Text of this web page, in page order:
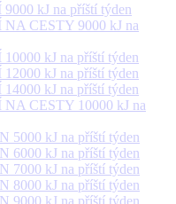
kJ na příští týden
CESTY 9000 kJ na
kJ na příští týden
kJ na příští týden
kJ na příští týden
CESTY 10000 kJ na
5000 kJ na příští týden
6000 kJ na příští týden
7000 kJ na příští týden
8000 kJ na příští týden
9000 kJ na příští týden